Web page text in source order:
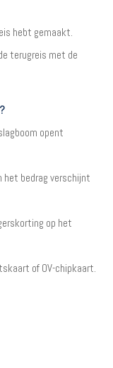
hebt gemaakt.
terugreis met de
opent
bedrag verschijnt
op het
of OV-chipkaart.